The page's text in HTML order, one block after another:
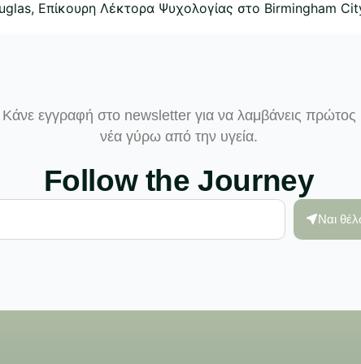
Επίκουρη Λέκτορα Ψυχολογίας στο Birmingham
Κάνε εγγραφή στο newsletter για να λαμβάνεις πρώτος
νέα γύρω από την υγεία.
Follow the Journey
Ναι